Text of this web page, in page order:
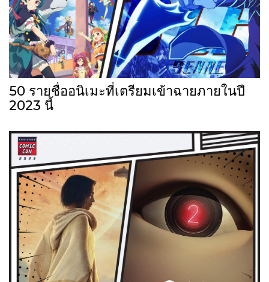
50 รายชื่ออนิเมะที่เตรียมเข้าฉายภายในปี
2023 นี้